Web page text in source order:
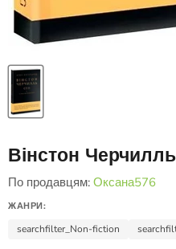
Вінстон
По продавцям: Оксана576
ЖАНРИ:
searchfilter_Non-fiction